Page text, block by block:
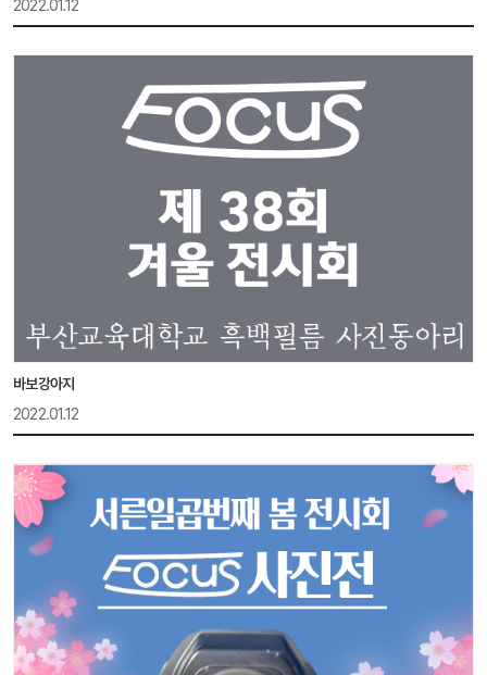
2022.01.12
바보강아지
2022.01.12